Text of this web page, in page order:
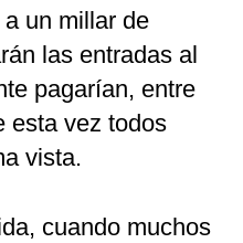
un millar de
las entradas al
pagarían, entre
esta vez todos
vista.
cuando muchos